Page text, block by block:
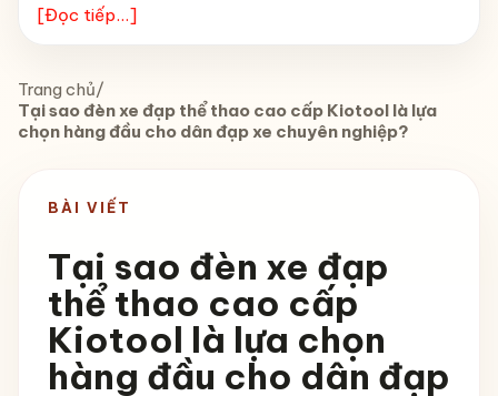
[Đọc tiếp...]
Trang chủ/
Tại sao đèn xe đạp thể thao cao cấp Kiotool là lựa
chọn hàng đầu cho dân đạp xe chuyên nghiệp?
BÀI VIẾT
Tại sao đèn xe đạp
thể thao cao cấp
Kiotool là lựa chọn
hàng đầu cho dân đạp